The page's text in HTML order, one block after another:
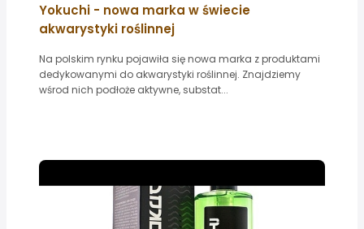
Yokuchi - nowa marka w świecie
akwarystyki roślinnej
Na polskim rynku pojawiła się nowa marka z produktami
dedykowanymi do akwarystyki roślinnej. Znajdziemy
wśrod nich podłoże aktywne, substat...